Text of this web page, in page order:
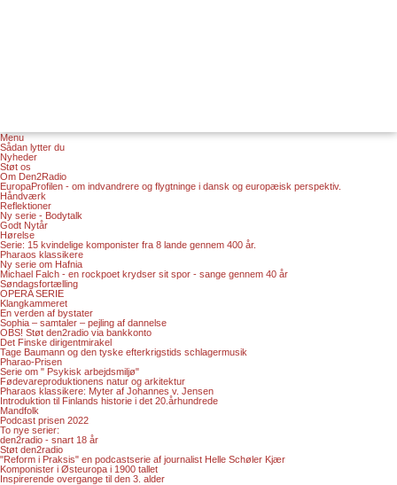
Menu
Sådan lytter du
Nyheder
Støt os
Om Den2Radio
EuropaProfilen - om indvandrere og flygtninge i dansk og europæisk perspektiv.
Håndværk
Reflektioner
Ny serie - Bodytalk
Godt Nytår
Hørelse
Serie: 15 kvindelige komponister fra 8 lande gennem 400 år.
Pharaos klassikere
Ny serie om Hafnia
Michael Falch - en rockpoet krydser sit spor - sange gennem 40 år
Søndagsfortælling
OPERA SERIE
Klangkammeret
En verden af bystater
Sophia – samtaler – pejling af dannelse
OBS! Støt den2radio via bankkonto
Det Finske dirigentmirakel
Tage Baumann og den tyske efterkrigstids schlagermusik
Pharao-Prisen
Serie om " Psykisk arbejdsmiljø"
Fødevareproduktionens natur og arkitektur
Pharaos klassikere: Myter af Johannes v. Jensen
Introduktion til Finlands historie i det 20.århundrede
Mandfolk
Podcast prisen 2022
To nye serier:
den2radio - snart 18 år
Støt den2radio
"Reform i Praksis" en podcastserie af journalist Helle Schøler Kjær
Komponister i Østeuropa i 1900 tallet
Inspirerende overgange til den 3. alder